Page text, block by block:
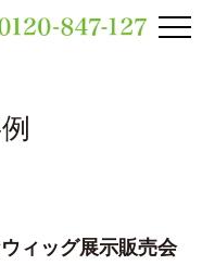
ィッグ展示販売会